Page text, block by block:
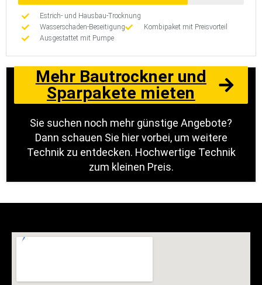
Estrich- und Hausbau-Trocknung
Wasserschaden-Beseitigung
Kombipaket mit Preisvorteil
Ausgestattet mit Pumpe
Mehr Bautrockner und
Sparpakete mieten
Sie suchen noch mehr günstige Angebote?
Dann schauen Sie hier vorbei, um weitere
Technik zu entdecken. Hochwertige Technik
zum kleinen Preis.